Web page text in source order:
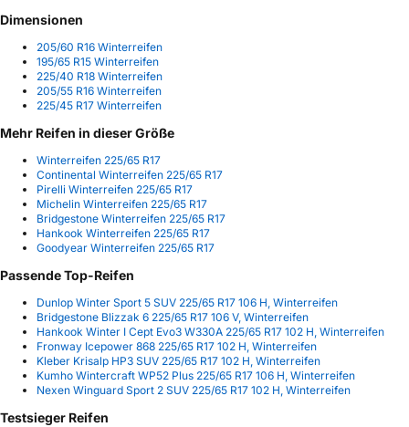
Dimensionen
205/60 R16 Winterreifen
195/65 R15 Winterreifen
225/40 R18 Winterreifen
205/55 R16 Winterreifen
225/45 R17 Winterreifen
Mehr Reifen in dieser Größe
Winterreifen 225/65 R17
Continental Winterreifen 225/65 R17
Pirelli Winterreifen 225/65 R17
Michelin Winterreifen 225/65 R17
Bridgestone Winterreifen 225/65 R17
Hankook Winterreifen 225/65 R17
Goodyear Winterreifen 225/65 R17
Passende Top-Reifen
Dunlop Winter Sport 5 SUV 225/65 R17 106 H, Winterreifen
Bridgestone Blizzak 6 225/65 R17 106 V, Winterreifen
Hankook Winter I Cept Evo3 W330A 225/65 R17 102 H, Winterreifen
Fronway Icepower 868 225/65 R17 102 H, Winterreifen
Kleber Krisalp HP3 SUV 225/65 R17 102 H, Winterreifen
Kumho Wintercraft WP52 Plus 225/65 R17 106 H, Winterreifen
Nexen Winguard Sport 2 SUV 225/65 R17 102 H, Winterreifen
Testsieger Reifen